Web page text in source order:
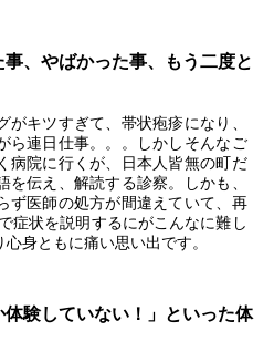
、やばかった事、もう二度と
キツすぎて、帯状疱疹になり、
ら連日仕事。。。しかしそんなご
病院に行くが、日本人皆無の町だ
を伝え、解読する診察。しかも、
ず医師の処方が間違えていて、再
症状を説明するにがこんなに難し
身ともに痛い思い出です。
体験していない！」といった体